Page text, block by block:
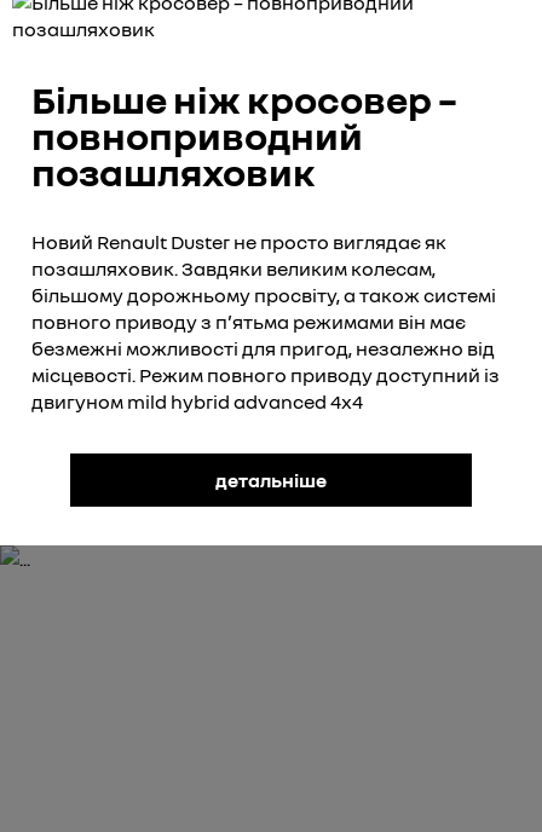
Більше ніж кросовер –
повноприводний
позашляховик
Новий Renault Duster не просто виглядає як
позашляховик. Завдяки великим колесам,
більшому дорожньому просвіту, а також системі
повного приводу з пʼятьма режимами він має
безмежні можливості для пригод, незалежно від
місцевості. Режим повного приводу доступний із
двигуном mild hybrid advanced 4x4
детальніше